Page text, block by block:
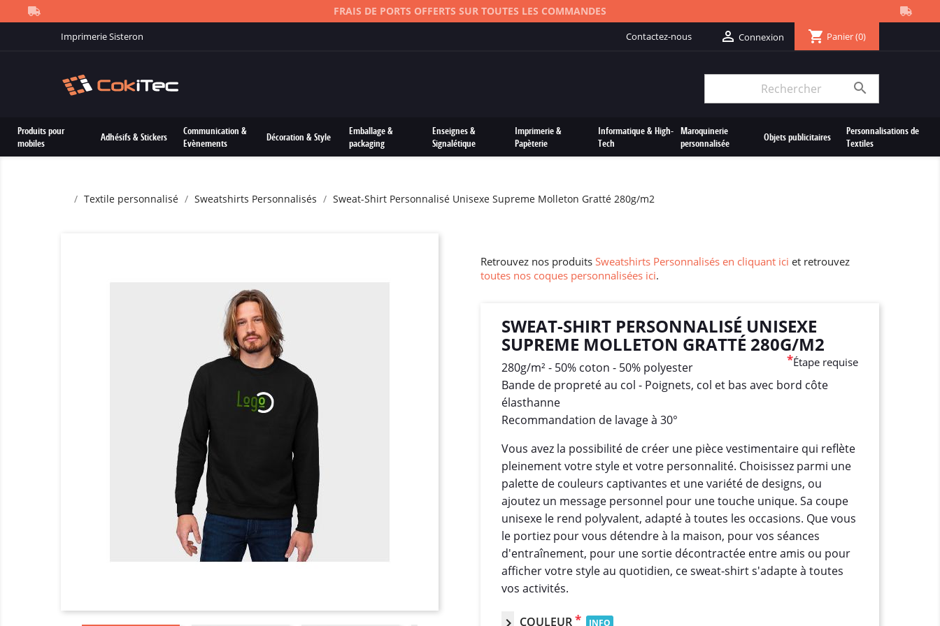
FRAIS DE PORTS OFFERTS SUR TOUTES LES COMMANDES
Imprimerie Sisteron Contactez-nous  Connexion shopping_cart Panier(0)

Produits pour
mobiles
Adhésifs & Stickers
Communication &
Evènements
Décoration & Style
Emballage &
packaging
Enseignes &
Signalétique
Imprimerie &
Papèterie
Informatique & High-
Tech
Maroquinerie
personnalisée
Objets publicitaires
Personnalisations de
Textiles
Textile personnalisé Sweatshirts Personnalisés Sweat-Shirt Personnalisé Unisexe Supreme Molleton Gratté 280g/m2
Retrouvez nos produits Sweatshirts Personnalisés en cliquant ici et retrouvez
toutes nos coques personnalisées ici.
SWEAT-SHIRT PERSONNALISÉ UNISEXE
SUPREME MOLLETON GRATTÉ 280G/M2
*Étape requise
280g/m² - 50% coton - 50% polyester
Bande de propreté au col - Poignets, col et bas avec bord côte
élasthanne
Recommandation de lavage à 30°
Vous avez la possibilité de créer une pièce vestimentaire qui reflète
pleinement votre style et votre personnalité. Choisissez parmi une
palette de couleurs captivantes et une variété de designs, ou
ajoutez un message personnel pour une touche unique. Sa coupe
unisexe le rend polyvalent, adapté à toutes les occasions. Que vous
le portiez pour vous détendre à la maison, pour vos séances
d'entraînement, pour une sortie décontractée entre amis ou pour
afficher votre style au quotidien, ce sweat-shirt s'adapte à toutes
vos activités.
COULEUR* INFO